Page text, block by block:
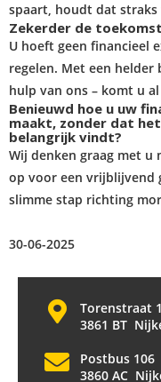
spaart, houdt dat
Zekerder de
U hoeft geen financieel
regelen. Met een helder
hulp van ons – komt u
Benieuwd hoe u uw
maakt, zonder dat
belangrijk vindt?
Wij denken graag met u
op voor een vrijblijvend
slimme stap richting
30-06-2025
Torenstraat
3861 BT
Postbus 106
3860 AC